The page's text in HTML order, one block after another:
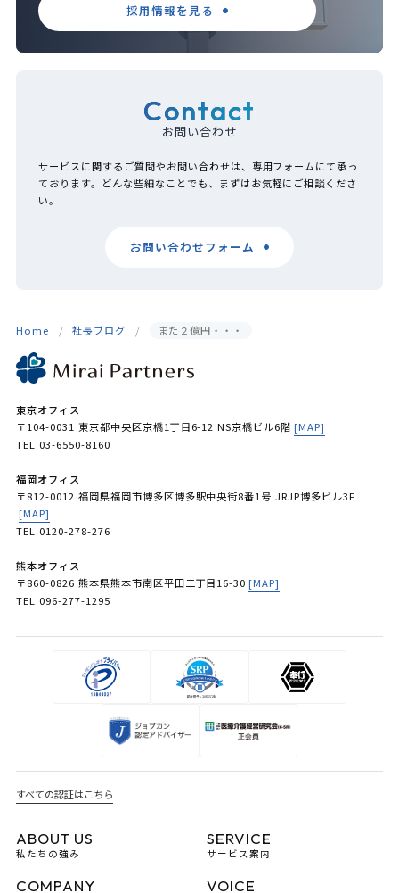
採用情報を見る
Contact
お問い合わせ
サービスに関するご質問やお問い合わせは、専用フォームにて承っ
ております。どんな些細なことでも、まずはお気軽にご相談くださ
い。
お問い合わせフォーム
Home 社長ブログ また２億円・・・
東京オフィス
〒104-0031 東京都中央区京橋1丁目6-12 NS京橋ビル6階 [MAP]
TEL:03-6550-8160
福岡オフィス
〒812-0012 福岡県福岡市博多区博多駅中央街8番1号 JRJP博多ビル3F
[MAP]
TEL:0120-278-276
熊本オフィス
〒860-0826 熊本県熊本市南区平田二丁目16-30 [MAP]
TEL:096-277-1295
すべての認証はこちら
ABOUT US
私たちの強み
SERVICE
サービス案内
COMPANY VOICE